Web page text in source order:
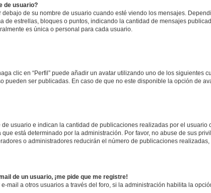
de usuario?
de su nombre de usuario cuando esté viendo los mensajes.
de estrellas, bloques o puntos, indicando la cantidad de mensajes
es única o personal para cada usuario.
clic en “Perfil” puede añadir un avatar utilizando uno de los siguientes
pueden ser publicadas. En caso de que no este disponible la opción de
usuario e indican la cantidad de publicaciones realizadas por el
está determinado por la administración. Por favor, no abuse de sus
o administradores reducirán el número de publicaciones
de un usuario, ¡me pide que me registre!
mail a otros usuarios a través del foro, si la administración habilita la